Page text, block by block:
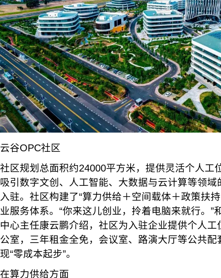
云谷OPC社区
社区规划总面积约24000平方米，提供灵活个人工
吸引数字文创、人工智能、大数据与云计算等领
入驻。社区构建了“算力供给＋空间载体＋政策扶
业服务体系。“你来这儿创业，拎着电脑来就行。”
中心主任康云鹏介绍，社区为入驻企业提供个人
公室，三年租金全免，会议室、路演大厅等公共
现“零成本起步”。
在算力供给方面